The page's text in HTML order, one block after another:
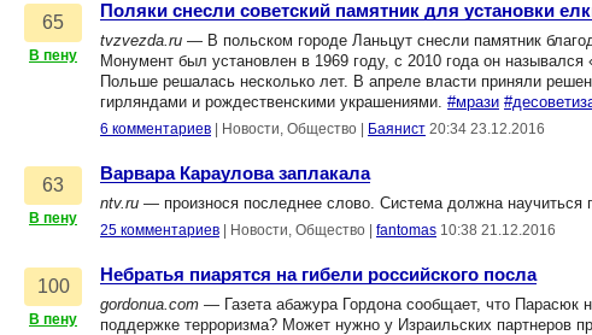
65
В пену
Поляки снесли советский памятник для установки
tvzvezda.ru — В польском городе Ланьцут снесли памятник
Монумент был установлен в 1969 году, с 2010 года он
Польше решалась несколько лет. В апреле власти приняли
гирляндами и рождественскими украшениями. #мрази
6 комментариев Новости, Общество Баянист 20:34 23.12.2016
63
В пену
Варвара Караулова заплакала
ntv.ru — произнося последнее слово. Система должна научиться
25 комментариев Новости, Общество fantomas 10:38 21.12.2016
100
В пену
Небратья пиарятся на гибели российского посла
gordonua.com — Газета абажура Гордона сообщает, что Парасюк
поддержке терроризма? Может нужно у Израильских партнеров